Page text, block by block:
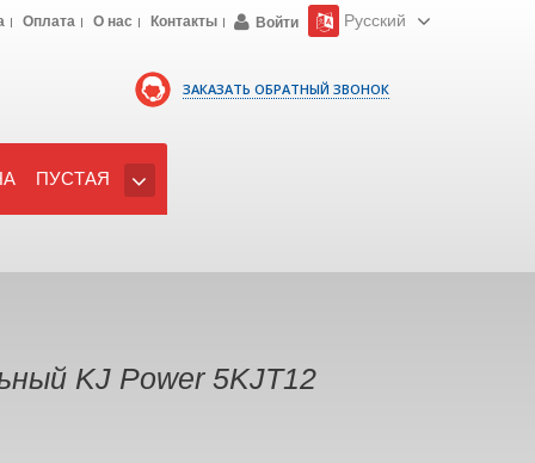
ЗАКАЗАТЬ ОБРАТНЫЙ ЗВОНОК
Оплата О нас Контакты Войти Русский
ПУСТАЯ
KJ Power 5KJT12